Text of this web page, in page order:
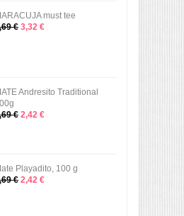
must tee
€ 3,32 €
Andresito Traditional
€ 2,42 €
Playadito, 100 g
€ 2,42 €